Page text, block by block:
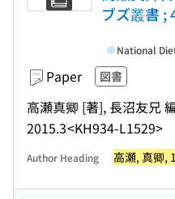
ブズ叢書 ;
Paper 図書
高瀬真卿 [著], 長沼友兄
2015.3<KH934-L1529>
National
Author Heading 高瀬, 真卿,